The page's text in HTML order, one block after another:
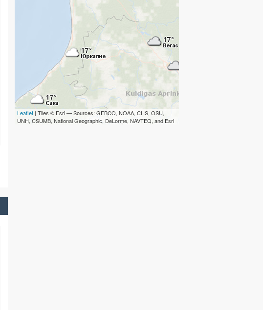
Leaflet | Tiles © Esri — Sources: GEBCO, NOAA, CHS, OSU,
UNH, CSUMB, National Geographic, DeLorme, NAVTEQ, and Esri